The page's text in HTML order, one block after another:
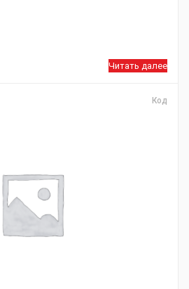
Читать далее
Код